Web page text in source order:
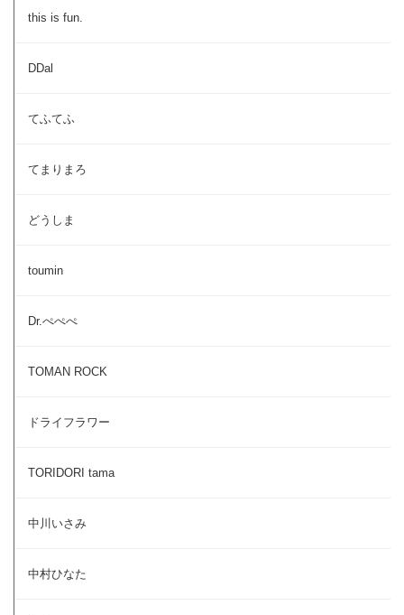
this is fun.
DDal
てふてふ
てまりまろ
どうしま
toumin
Dr.ぺぺぺ
TOMAN ROCK
ドライフラワー
TORIDORI tama
中川いさみ
中村ひなた